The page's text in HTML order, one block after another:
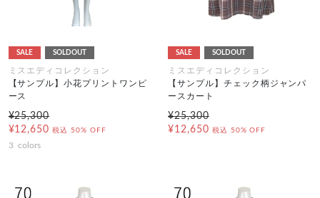
SALE SOLDOUT
ミスエディコレクション
【サンプル】小花プリントワンピ
ース
¥25,300
¥12,650 税込 50% OFF
3 colors
SALE SOLDOUT
ミスエディコレクション
【サンプル】チェック柄ジャンパ
ースカート
¥25,300
¥12,650 税込 50% OFF